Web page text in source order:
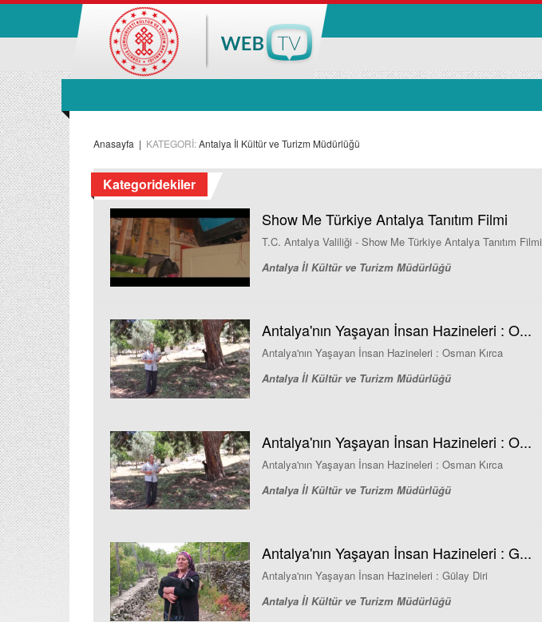
Anasayfa | KATEGORİ:Antalya İl Kültür ve Turizm Müdürlüğü
Kategoridekiler
Show Me Türkiye Antalya Tanıtım Filmi
T.C. Antalya Valiliği - Show Me Türkiye Antalya Tanıtım Filmi
Antalya İl Kültür ve Turizm Müdürlüğü
Antalya'nın Yaşayan İnsan Hazineleri : O...
Antalya'nın Yaşayan İnsan Hazineleri : Osman Kırca
Antalya İl Kültür ve Turizm Müdürlüğü
Antalya'nın Yaşayan İnsan Hazineleri : O...
Antalya'nın Yaşayan İnsan Hazineleri : Osman Kırca
Antalya İl Kültür ve Turizm Müdürlüğü
Antalya'nın Yaşayan İnsan Hazineleri : G...
Antalya'nın Yaşayan İnsan Hazineleri : Gülay Diri
Antalya İl Kültür ve Turizm Müdürlüğü